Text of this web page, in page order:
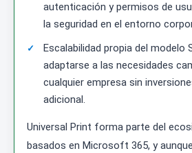
autenticación y permisos de
la seguridad en el entorno
Escalabilidad propia del modelo
adaptarse a las necesidades
cualquier empresa sin
adicional.
Universal Print forma parte del
basados en Microsoft 365, y